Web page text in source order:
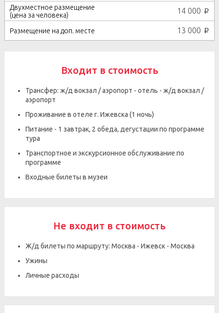
14 000 p
13 000 p
Входит в стоимость
Трансфер: ж/д вокзал / аэропорт - отель - ж/д вокзал /
аэропорт
Проживание в отеле г. Ижевска (1 ночь)
Питание - 1 завтрак, 2 обеда, дегустации по программе
тура
Транспортное и экскурсионное обслуживание по
программе
Входные билеты в музеи
Не входит в стоимость
Ж/д билеты по маршруту: Москва - Ижевск - Москва
Ужины
Личные расходы